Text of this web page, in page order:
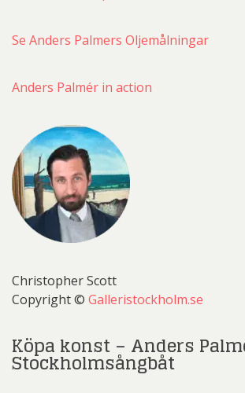
Se Anders Palmers Oljemålningar
Anders Palmér in action
Christopher Scott
Copyright © Galleristockholm.se
Köpa konst – Anders
Stockholmsångbåt